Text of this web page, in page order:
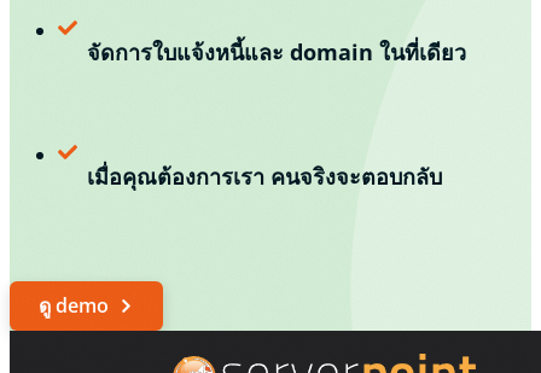
จัดการใบแจ้งหนี้และ domain ในที่เดียว
เมื่อคุณต้องการเรา คนจริงจะตอบกลับ
ดู demo